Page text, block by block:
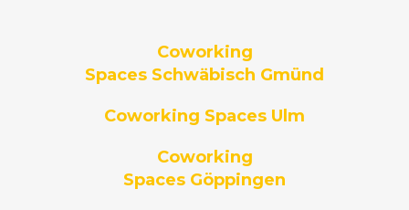
Coworking
Spaces Schwäbisch Gmünd
Coworking Spaces Ulm
Coworking
Spaces Göppingen